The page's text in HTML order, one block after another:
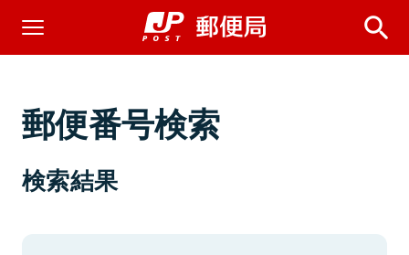
郵便番号検索
検索結果